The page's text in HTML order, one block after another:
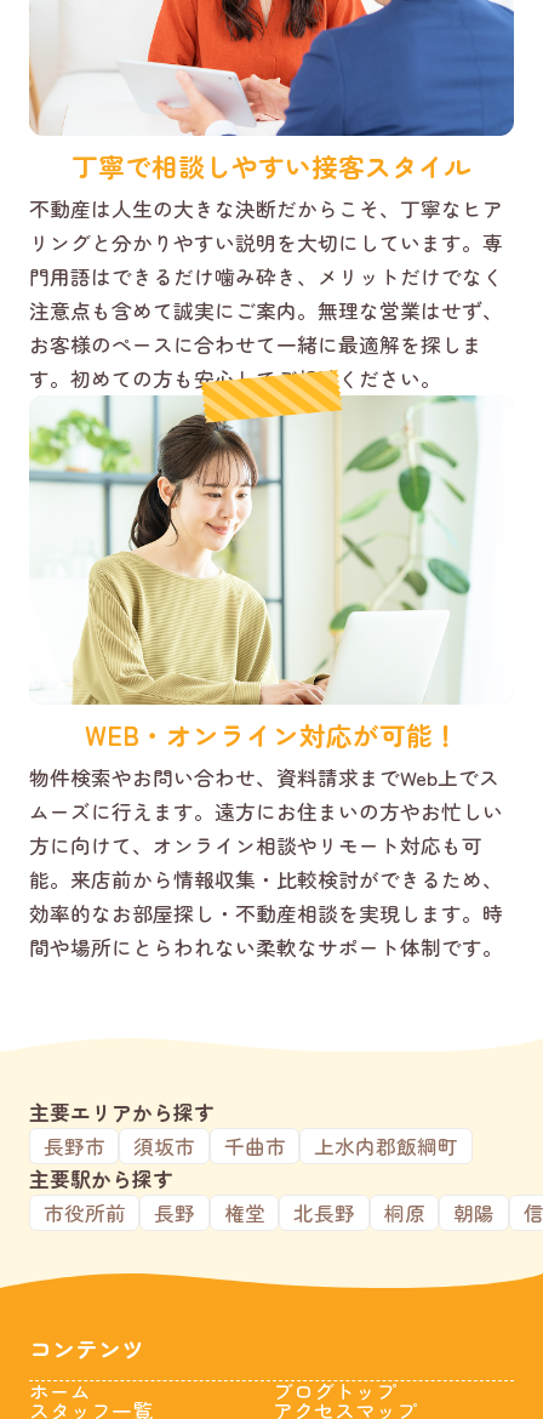
丁寧で相談しやすい接客スタイル
不動産は人生の大きな決断だからこそ、丁寧なヒア
リングと分かりやすい説明を大切にしています。専
門用語はできるだけ噛み砕き、メリットだけでなく
注意点も含めて誠実にご案内。無理な営業はせず、
お客様のペースに合わせて一緒に最適解を探しま
す。初めての方も安心してご相談ください。
WEB・オンライン対応が可能！
物件検索やお問い合わせ、資料請求までWeb上でス
ムーズに行えます。遠方にお住まいの方やお忙しい
方に向けて、オンライン相談やリモート対応も可
能。来店前から情報収集・比較検討ができるため、
効率的なお部屋探し・不動産相談を実現します。時
間や場所にとらわれない柔軟なサポート体制です。
主要エリアから探す
長野市
須坂市 千曲市
上水内郡飯綱町
主要駅から探す
市役所前
長野 権堂 北長野 桐原 朝陽
コンテンツ
ホーム
スタッフ一覧
ブログトップ
アクセスマップ